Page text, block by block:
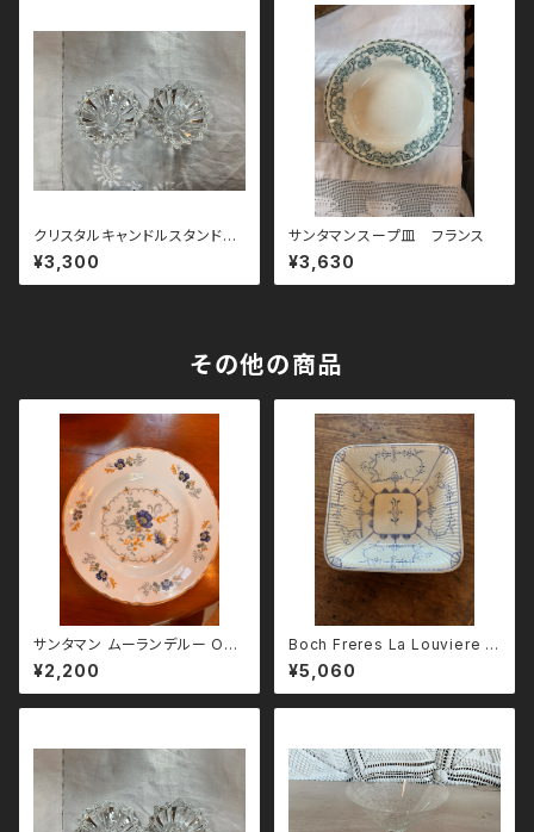
クリスタルキャンドルスタンド
ペア イギリス
¥3,300
サンタマンスープ皿 フランス
¥3,630
その他の商品
サンタマン ムーランデルー OR
CHIES 1960`s スープ皿
¥2,200
Boch Freres La Louviere ス
クエア深皿
¥5,060